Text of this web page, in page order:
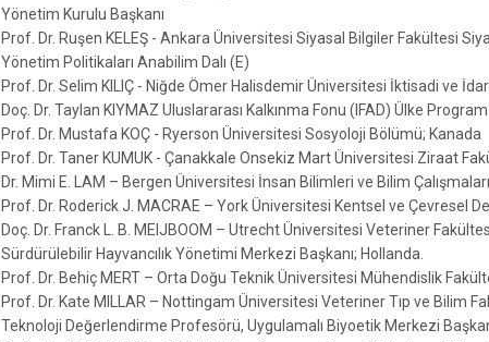
Yönetim Kurulu Başkanı
Prof. Dr. Ruşen KELEŞ - Ankara Üniversitesi Siyasal Bilgiler Fakültesi
Yönetim Politikaları Anabilim Dalı (E)
Prof. Dr. Selim KILIÇ - Niğde Ömer Halisdemir Üniversitesi İktisadi ve
Doç. Dr. Taylan KIYMAZ Uluslararası Kalkınma Fonu (IFAD) Ülke
Prof. Dr. Mustafa KOÇ - Ryerson Üniversitesi Sosyoloji Bölümü; Kanada
Prof. Dr. Taner KUMUK - Çanakkale Onsekiz Mart Üniversitesi Ziraat
Dr. Mimi E. LAM – Bergen Üniversitesi İnsan Bilimleri ve Bilim
Prof. Dr. Roderick J. MACRAE – York Üniversitesi Kentsel ve Çevresel
Doç. Dr. Franck L. B. MEIJBOOM – Utrecht Üniversitesi Veteriner
Sürdürülebilir Hayvancılık Yönetimi Merkezi Başkanı; Hollanda.
Prof. Dr. Behiç MERT – Orta Doğu Teknik Üniversitesi Mühendislik
Prof. Dr. Kate MILLAR – Nottingam Üniversitesi Veteriner Tıp ve Bilim
Teknoloji Değerlendirme Profesörü, Uygulamalı Biyoetik Merkezi